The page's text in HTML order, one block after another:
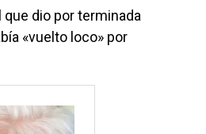
dio por terminada
«vuelto loco» por